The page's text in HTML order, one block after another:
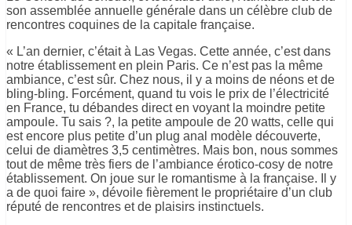
son assemblée annuelle générale dans un célèbre club de
rencontres coquines de la capitale française.
« L’an dernier, c’était à Las Vegas. Cette année, c’est dans
notre établissement en plein Paris. Ce n’est pas la même
ambiance, c’est sûr. Chez nous, il y a moins de néons et de
bling-bling. Forcément, quand tu vois le prix de l’électricité
en France, tu débandes direct en voyant la moindre petite
ampoule. Tu sais ?, la petite ampoule de 20 watts, celle qui
est encore plus petite d’un plug anal modèle découverte,
celui de diamètres 3,5 centimètres. Mais bon, nous sommes
tout de même très fiers de l’ambiance érotico-cosy de notre
établissement. On joue sur le romantisme à la française. Il y
a de quoi faire », dévoile fièrement le propriétaire d’un club
réputé de rencontres et de plaisirs instinctuels.